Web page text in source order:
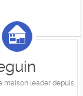
maison leader depuis